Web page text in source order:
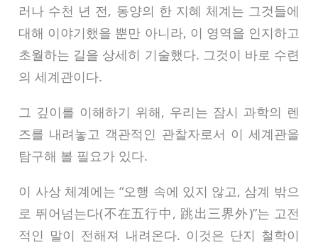
러나 수천 년 전, 동양의 한 지혜 체계는 그것들에
대해 이야기했을 뿐만 아니라, 이 영역을 인지하고
초월하는 길을 상세히 기술했다. 그것이 바로 수련
의 세계관이다.
그 깊이를 이해하기 위해, 우리는 잠시 과학의 렌
즈를 내려놓고 객관적인 관찰자로서 이 세계관을
탐구해 볼 필요가 있다.
이 사상 체계에는 “오행 속에 있지 않고, 삼계 밖으
로 뛰어넘는다(不在五行中, 跳出三界外)”는 고전
적인 말이 전해져 내려온다. 이것은 단지 철학이